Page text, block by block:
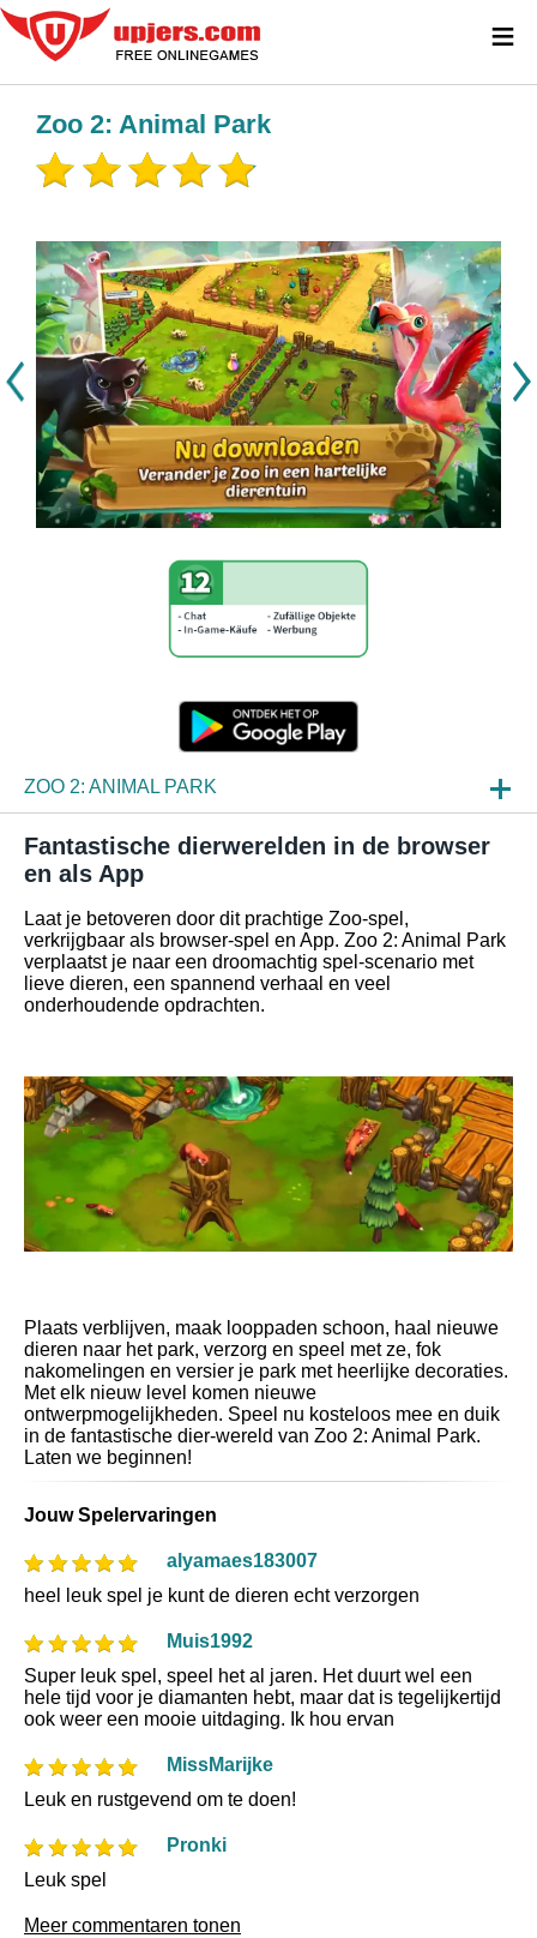
Zoo 2: Animal Park
ZOO 2: ANIMAL PARK
NIEUWS
SPELINZAGE
FAQ
Fantastische dierwerelden in de browser
en als App
Laat je betoveren door dit prachtige Zoo-spel,
verkrijgbaar als browser-spel en App. Zoo 2: Animal Park
verplaatst je naar een droomachtig spel-scenario met
lieve dieren, een spannend verhaal en veel
onderhoudende opdrachten.
Plaats verblijven, maak looppaden schoon, haal nieuwe
dieren naar het park, verzorg en speel met ze, fok
nakomelingen en versier je park met heerlijke decoraties.
Met elk nieuw level komen nieuwe
ontwerpmogelijkheden. Speel nu kosteloos mee en duik
in de fantastische dier-wereld van Zoo 2: Animal Park.
Laten we beginnen!
Jouw Spelervaringen
alyamaes183007
heel leuk spel je kunt de dieren echt verzorgen
Muis1992
Super leuk spel, speel het al jaren. Het duurt wel een
hele tijd voor je diamanten hebt, maar dat is tegelijkertijd
ook weer een mooie uitdaging. Ik hou ervan
MissMarijke
Leuk en rustgevend om te doen!
Pronki
Leuk spel
Meer commentaren tonen
≡